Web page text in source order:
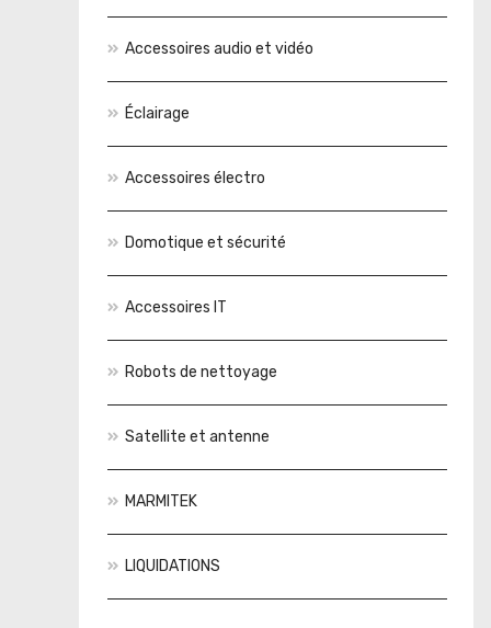
Accessoires audio et vidéo
Éclairage
Accessoires électro
Domotique et sécurité
Accessoires IT
Robots de nettoyage
Satellite et antenne
MARMITEK
LIQUIDATIONS